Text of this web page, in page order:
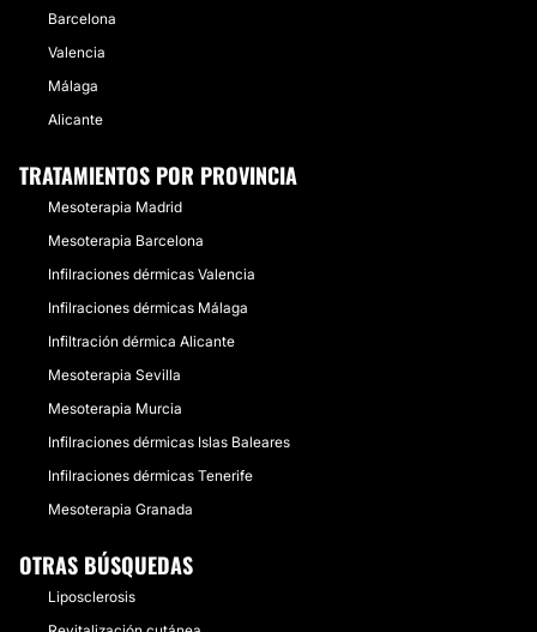
Barcelona
Valencia
Málaga
Alicante
TRATAMIENTOS POR PROVINCIA
Mesoterapia Madrid
Mesoterapia Barcelona
Infilraciones dérmicas Valencia
Infilraciones dérmicas Málaga
Infiltración dérmica Alicante
Mesoterapia Sevilla
Mesoterapia Murcia
Infilraciones dérmicas Islas Baleares
Infilraciones dérmicas Tenerife
Mesoterapia Granada
OTRAS BÚSQUEDAS
Liposclerosis